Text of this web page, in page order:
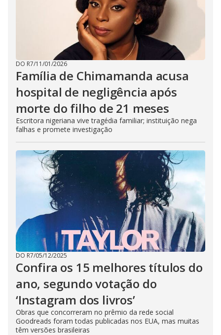
DO R7/11/01/2026
Família de Chimamanda acusa
hospital de negligência após
morte do filho de 21 meses
Escritora nigeriana vive tragédia familiar; instituição nega
falhas e promete investigação
DO R7/05/12/2025
Confira os 15 melhores títulos do
ano, segundo votação do
‘Instagram dos livros’
Obras que concorreram no prêmio da rede social
Goodreads foram todas publicadas nos EUA, mas muitas
têm versões brasileiras